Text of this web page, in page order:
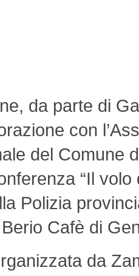
da parte di
con
del Comune
“Il volo
Polizia
Cafè di
da